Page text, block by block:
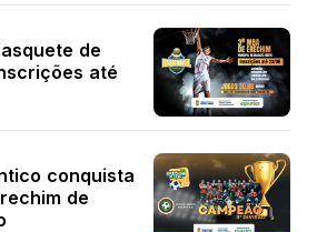
de
até
conquista
de